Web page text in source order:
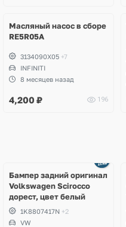
Масляный насос в сборе
RE5R05A
3134090X05 +7
INFINITI
8 месяцев назад
4,200 ₽ 196
Бампер задний оригинал
Volkswagen Scirocco
дорест, цвет белый
1K8807417N +2
VW